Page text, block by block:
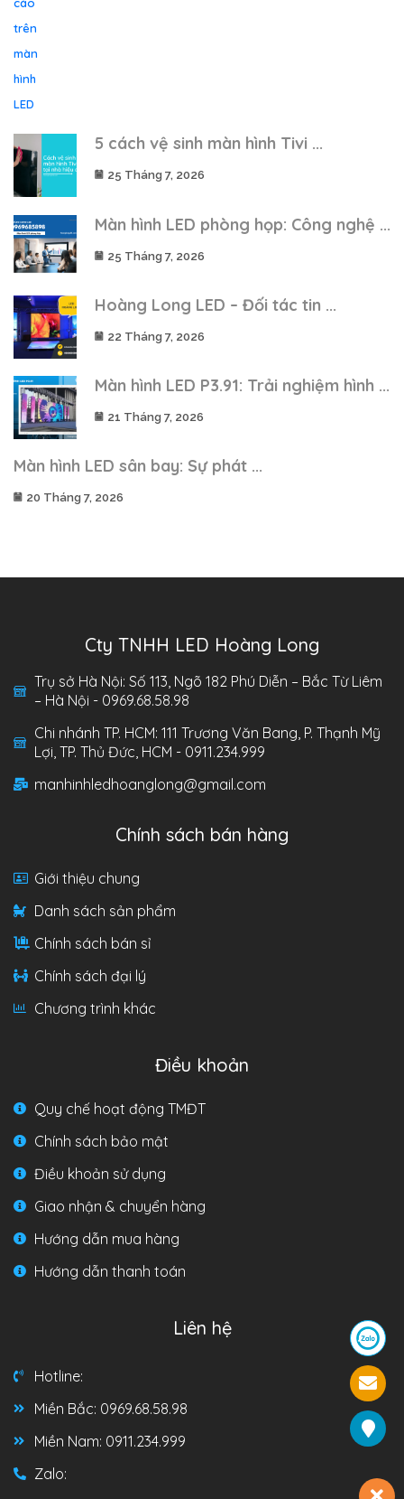
5 cách vệ sinh màn hình Tivi ...
25 Tháng 7, 2026
Màn hình LED phòng họp: Công nghệ ...
25 Tháng 7, 2026
Hoàng Long LED – Đối tác tin ...
22 Tháng 7, 2026
Màn hình LED P3.91: Trải nghiệm hình ...
21 Tháng 7, 2026
Màn hình LED sân bay: Sự phát ...
20 Tháng 7, 2026
Cty TNHH LED Hoàng Long
Trụ sở Hà Nội: Số 113, Ngõ 182 Phú Diễn – Bắc Từ Liêm
– Hà Nội - 0969.68.58.98
Chi nhánh TP. HCM: 111 Trương Văn Bang, P. Thạnh Mỹ
Lợi, TP. Thủ Đức, HCM - 0911.234.999
manhinhledhoanglong@gmail.com
Chính sách bán hàng
Giới thiệu chung
Danh sách sản phẩm
Chính sách bán sỉ
Chính sách đại lý
Chương trình khác
Điều khoản
Quy chế hoạt động TMĐT
Chính sách bảo mật
Điều khoản sử dụng
Giao nhận & chuyển hàng
Hướng dẫn mua hàng
Hướng dẫn thanh toán
Liên hệ
Hotline:
Miền Bắc: 0969.68.58.98
Miền Nam: 0911.234.999
Zalo: